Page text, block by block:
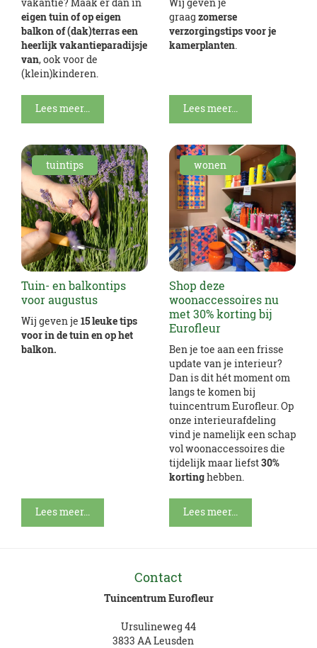
eigen tuin of op eigen
balkon of (dak)terras een
heerlijk vakantieparadijsje
van, ook voor de
(klein)kinderen.
Lees meer...
graag zomerse
verzorgingstips voor je
kamerplanten.
Lees meer...
tuintips
Tuin- en balkontips
voor augustus
Wij geven je 15 leuke tips
voor in de tuin en op het
balkon.
Lees meer...
wonen
Shop deze
woonaccessoires nu
met 30% korting bij
Eurofleur
Ben je toe aan een frisse
update van je interieur?
Dan is dit hét moment om
langs te komen bij
tuincentrum Eurofleur. Op
onze interieurafdeling
vind je namelijk een schap
vol woonaccessoires die
tijdelijk maar liefst30%
kortinghebben.
Lees meer...
Contact
Tuincentrum Eurofleur
Ursulineweg 44
3833 AA Leusden